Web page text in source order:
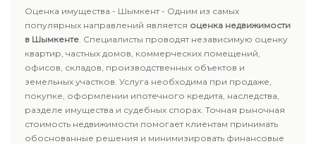
Оценка имущества - Шымкент - Одним из самых
популярных направлений является оценка недвижимости
в Шымкенте. Специалисты проводят независимую оценку
квартир, частных домов, коммерческих помещений,
офисов, складов, производственных объектов и
земельных участков. Услуга необходима при продаже,
покупке, оформлении ипотечного кредита, наследства,
разделе имущества и судебных спорах. Точная рыночная
стоимость недвижимости помогает клиентам принимать
обоснованные решения и минимизировать финансовые